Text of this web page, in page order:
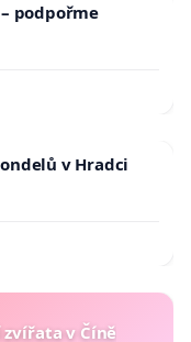
podpořme
v Hradci
v Číně